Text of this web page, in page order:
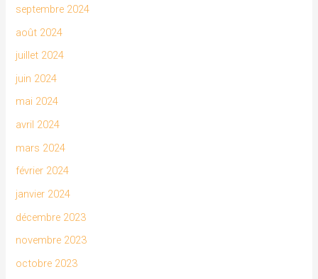
septembre 2024
août 2024
juillet 2024
juin 2024
mai 2024
avril 2024
mars 2024
février 2024
janvier 2024
décembre 2023
novembre 2023
octobre 2023